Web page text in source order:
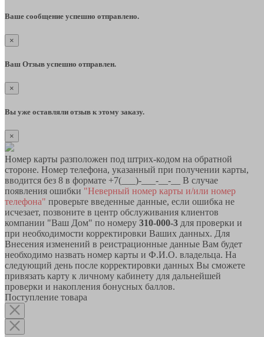
Ваше сообщение успешно отправлено.
×
Ваш Отзыв успешно отправлен.
×
Вы уже оставляли отзыв к этому заказу.
×
Номер карты разположен под штрих-кодом на обратной
стороне. Номер телефона, указанный при получении карты,
вводится без 8 в формате +7(___)-___-__-__ В случае
появления ошибки "Неверный номер карты и/или номер
телефона" проверьте введенные данные, если ошибка не
исчезает, позвоните в центр обслуживания клиентов
компании "Ваш Дом" по номеру 310-000-3 для проверки и
при необходимости корректировки Ваших данных. Для
Внесения изменений в реистрационные данные Вам будет
необходимо назвать номер карты и Ф.И.О. владельца. На
следующий день после корректировки данных Вы сможете
привязать карту к личному кабинету для дальнейшей
проверки и накопления бонусных баллов.
Поступление товара